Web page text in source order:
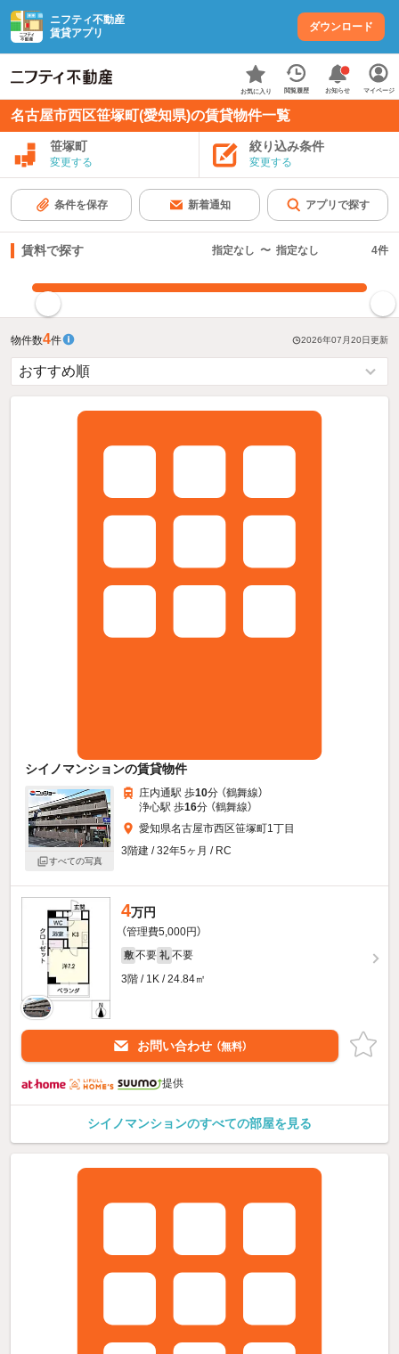
ニフティ不動産
賃貸アプリ
ダウンロード
お気に入り 閲覧履歴 お知らせ マイページ
名古屋市西区笹塚町(愛知県)の賃貸物件一覧
笹塚町
変更する
絞り込み条件
変更する
条件を保存 新着通知 アプリで探す
賃料で探す 指定なし 〜 指定なし 4件
物件数4件 2026年07月20日更新
シイノマンションの賃貸物件
すべての写真
庄内通駅 歩10分 （鶴舞線）
浄心駅 歩16分 （鶴舞線）
愛知県名古屋市西区笹塚町1丁目
3階建 / 32年5ヶ月 / RC
4万円
（管理費5,000円）
敷 不要 礼 不要
3階 / 1K / 24.84㎡
お問い合わせ （無料）
提供
シイノマンションのすべての部屋を見る